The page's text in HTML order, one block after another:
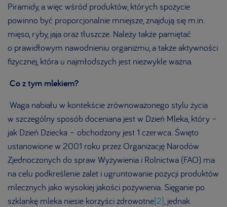
Piramidy, a więc wśród produktów, których spożycie
powinno być proporcjonalnie mniejsze, znajdują się m.in.
mięso, ryby, jaja oraz tłuszcze. Należy także pamiętać
o prawidłowym nawodnieniu organizmu, a także aktywności
fizycznej, która u najmłodszych jest niezwykle ważna.
Co z tym mlekiem?
Waga nabiału w kontekście zrównoważonego stylu życia
w szczególny sposób doceniana jest w Dzień Mleka, który –
jak Dzień Dziecka – obchodzony jest 1 czerwca. Święto
ustanowione w 2001 roku przez Organizację Narodów
Zjednoczonych do spraw Wyżywienia i Rolnictwa (FAO) ma
na celu podkreślenie zalet i ugruntowanie pozycji produktów
mlecznych jako wysokiej jakości pożywienia. Sięganie po
szklankę mleka niesie korzyści zdrowotne[2], jednak